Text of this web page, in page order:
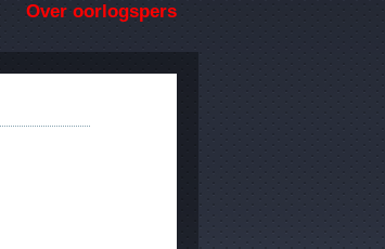
Over oorlogspers